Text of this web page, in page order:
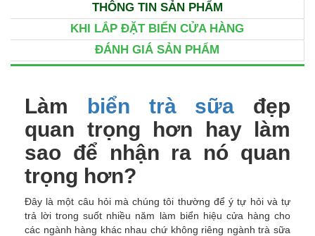
THÔNG TIN SẢN PHẨM
KHI LẮP ĐẶT BIỂN CỬA HÀNG
ĐÁNH GIÁ SẢN PHẨM
Làm biển trà sữa đẹp
quan trọng hơn hay làm
sao để nhận ra nó quan
trọng hơn?
Đây là một câu hỏi mà chúng tôi thường để ý tự hỏi và tự
trả lời trong suốt nhiều năm làm biển hiệu cửa hàng cho
các ngành hàng khác nhau chứ không riêng ngành trà sữa